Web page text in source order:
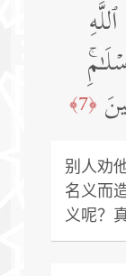
﴿7﴾
别人劝
名义而
义呢？